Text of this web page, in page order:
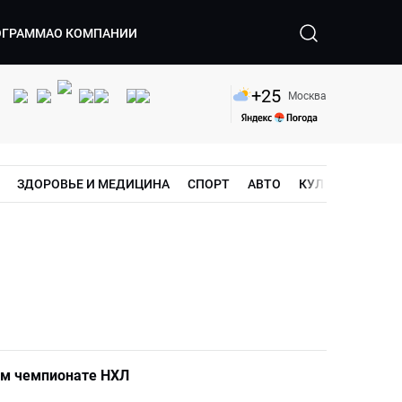
О КОМПАНИИ
+25 Москва
ЗДОРОВЬЕ И МЕДИЦИНА СПОРТ АВТО КУЛЬТУРА
чемпионате НХЛ